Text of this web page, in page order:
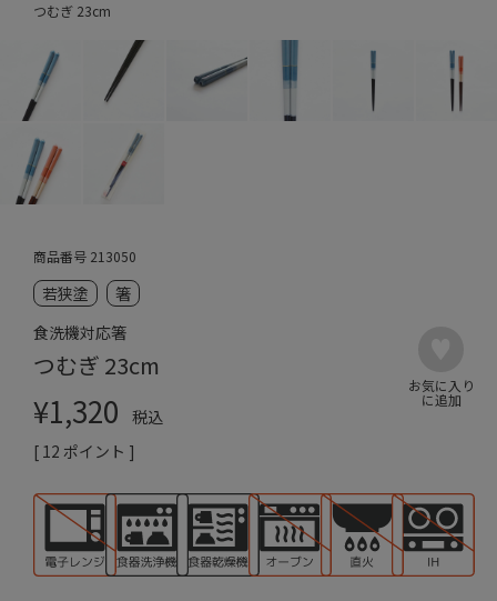
つむぎ 23cm
商品番号 213050
若狭塗
箸
食洗機対応箸
つむぎ 23cm
¥1,320
税込
[ 12 ポイント ]